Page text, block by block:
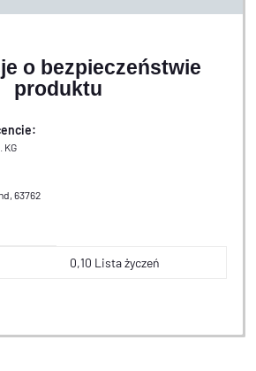
o bezpieczeństwie
produktu
KG
63762
0,10 Lista życzeń